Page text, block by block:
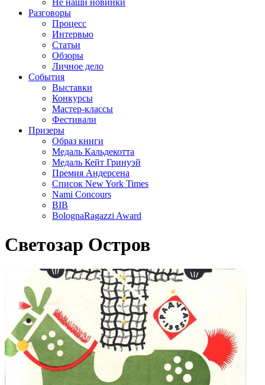
Не наши новинки
Разговоры
Процесс
Интервью
Статьи
Обзоры
Личное дело
События
Выставки
Конкурсы
Мастер-классы
Фестивали
Призеры
Образ книги
Медаль Кальдекотта
Медаль Кейт Гринуэй
Премия Андерсена
Список New York Times
Nami Concours
BIB
BolognaRagazzi Award
Светозар Остров